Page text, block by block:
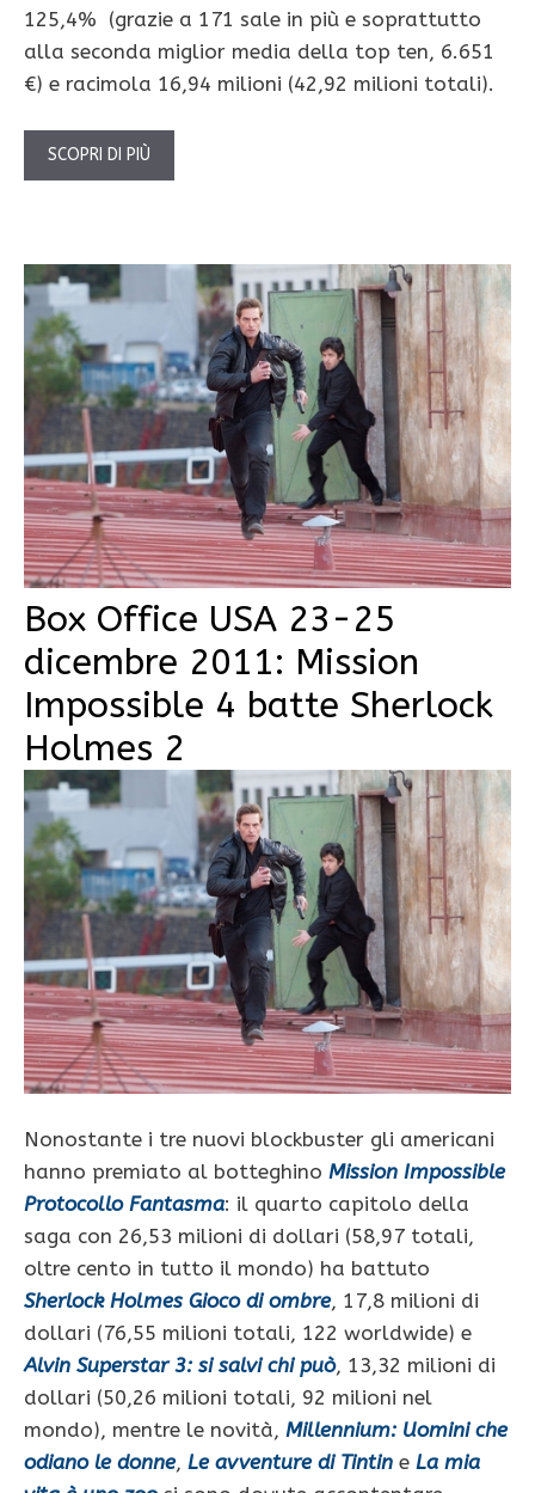
125,4% (grazie a 171 sale in più e soprattutto
alla seconda miglior media della top ten, 6.651
€) e racimola 16,94 milioni (42,92 milioni totali).
SCOPRI DI PIÙ
Box Office USA 23-25
dicembre 2011: Mission
Impossible 4 batte Sherlock
Holmes 2
Nonostante i tre nuovi blockbuster gli americani
hanno premiato al botteghino Mission Impossible
Protocollo Fantasma: il quarto capitolo della
saga con 26,53 milioni di dollari (58,97 totali,
oltre cento in tutto il mondo) ha battuto
Sherlock Holmes Gioco di ombre, 17,8 milioni di
dollari (76,55 milioni totali, 122 worldwide) e
Alvin Superstar 3: si salvi chi può, 13,32 milioni di
dollari (50,26 milioni totali, 92 milioni nel
mondo), mentre le novità, Millennium: Uomini che
odiano le donne, Le avventure di Tintin e La mia